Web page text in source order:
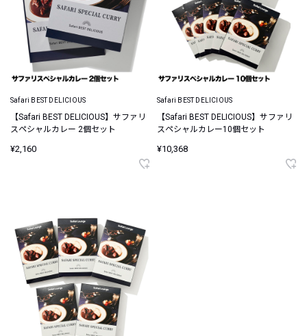
Safari BEST DELICIOUS
【Safari BEST DELICIOUS】サファリ
スペシャルカレー 2個セット
¥2,160
Safari BEST DELICIOUS
【Safari BEST DELICIOUS】サファリ
スペシャルカレー10個セット
¥10,368